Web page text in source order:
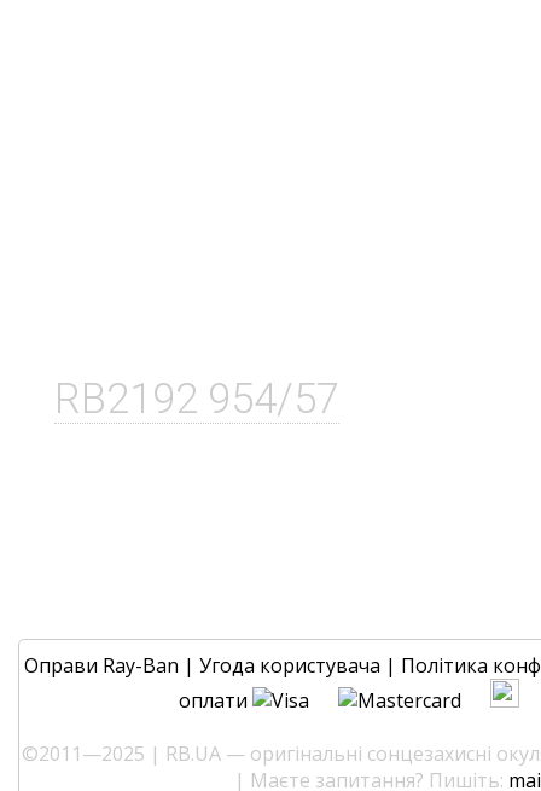
RB2192 954/57
Оправи Ray-Ban | Угода користувача | Політика
оплати
©2011—2025 | RB.UA — оригінальні сонцезахисні
| Маєте запитання? Пишіть: